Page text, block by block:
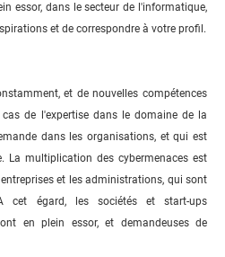
essor, dans le secteur de l'informatique,
et de correspondre à votre profil.
et de nouvelles compétences
cas de l'expertise dans le domaine de la
dans les organisations, et qui est
La multiplication des cybermenaces est
et les administrations, qui sont
cet égard, les sociétés et start-ups
en plein essor, et demandeuses de